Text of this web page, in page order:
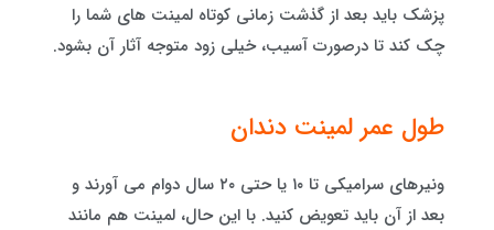
پزشک باید بعد از گذشت زمانی کوتاه لمینت های شما را
چک کند تا درصورت آسیب، خیلی زود متوجه آثار آن بشود.
طول عمر لمینت دندان
ونیرهای سرامیکی تا ۱۰ یا حتی ۲۰ سال دوام می آورند و
بعد از آن باید تعویض کنید. با این حال، لمینت هم مانند